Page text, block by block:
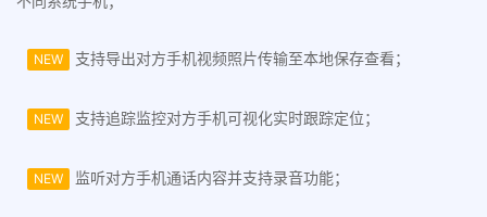
NEW 支持导出对方手机视频照片传输至本地保存查看；
NEW 支持追踪监控对方手机可视化实时跟踪定位；
NEW 监听对方手机通话内容并支持录音功能；